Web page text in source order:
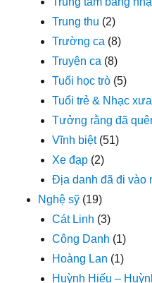
Trung thu (2)
Trường ca (8)
Truyện ca (8)
Tuổi học trò (5)
Tuổi trẻ & Nhạc xưa
Tưởng rằng đã
Vĩnh biệt(51)
Xe đạp (2)
Địa danh đã đi vào
Nghệ sỹ (19)
Cát Linh (3)
Công Danh (1)
Hoàng Lan (1)
Huỳnh Hiếu –